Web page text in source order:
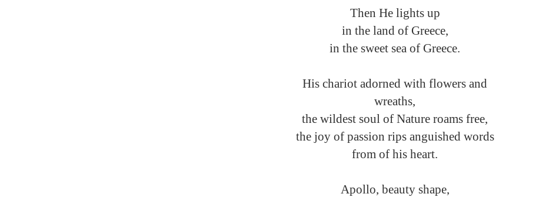
Then He lights up
in the land of Greece,
in the sweet sea of Greece.
His chariot adorned with flowers and
wreaths,
the wildest soul of Nature roams free,
the joy of passion rips anguished words
from of his heart.
Apollo, beauty shape,